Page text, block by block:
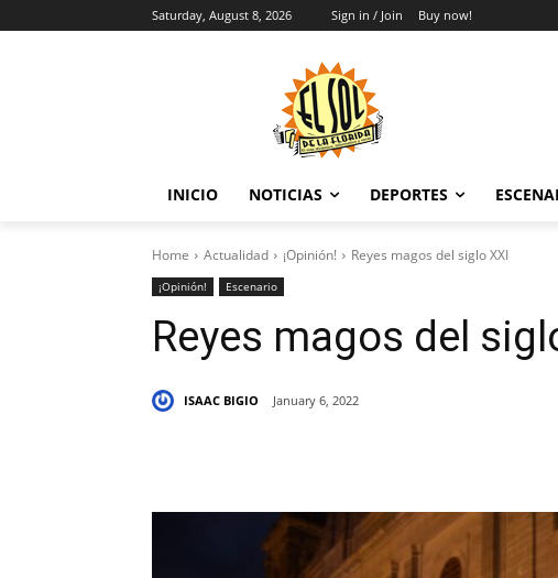
Saturday, August 8, 2026 Sign in / Join Buy now!
INICIO NOTICIAS DEPORTES
Home Actualidad ¡Opinión! Reyes magos del siglo XXI
¡Opinión! Escenario
Reyes magos del
ISAAC BIGIO January 6, 2022